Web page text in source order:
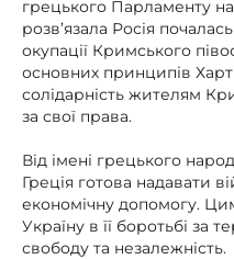
грецького Парламенту
розв’язала Росія
окупації Кримського
основних принципів
солідарність жителям
за свої права.
Від імені грецького
Греція готова надавати
економічну допомогу.
Україну в її боротьбі за
свободу та незалежність.